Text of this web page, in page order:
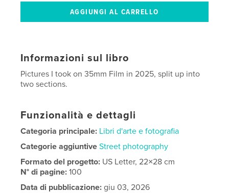
Informazioni sul libro
Pictures I took on 35mm Film in 2025, split up into
two sections.
Funzionalità e dettagli
Categoria principale: Libri d'arte e fotografia
Categorie aggiuntive Street photography
Formato del progetto: US Letter, 22×28 cm
N° di pagine:100
Data di pubblicazione: giu 03, 2026